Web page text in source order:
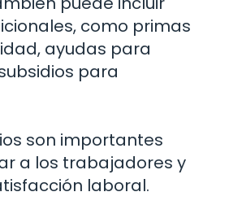
como primas
ayudas para
para
son importantes
a los trabajadores y
laboral.